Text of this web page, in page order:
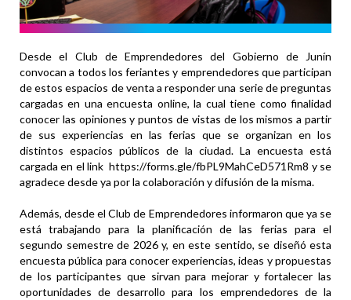
Desde el Club de Emprendedores del Gobierno de Junín
convocan a todos los feriantes y emprendedores que participan
de estos espacios de venta a responder una serie de preguntas
cargadas en una encuesta online, la cual tiene como finalidad
conocer las opiniones y puntos de vistas de los mismos a partir
de sus experiencias en las ferias que se organizan en los
distintos espacios públicos de la ciudad. La encuesta está
cargada en el link https://forms.gle/fbPL9MahCeD571Rm8 y se
agradece desde ya por la colaboración y difusión de la misma.
Además, desde el Club de Emprendedores informaron que ya se
está trabajando para la planificación de las ferias para el
segundo semestre de 2026 y, en este sentido, se diseñó esta
encuesta pública para conocer experiencias, ideas y propuestas
de los participantes que sirvan para mejorar y fortalecer las
oportunidades de desarrollo para los emprendedores de la